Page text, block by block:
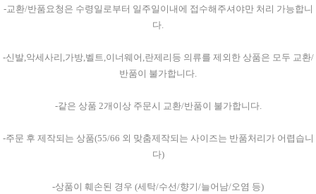
-교환/반품요청은 수령일로부터 일주일이내에 접수해주셔야만 처리 가능합니
다.
-신발,악세사리,가방,벨트,이너웨어,란제리등 의류를 제외한 상품은 모두 교환/
반품이 불가합니다.
-같은 상품 2개이상 주문시 교환/반품이 불가합니다.
-주문 후 제작되는 상품(55/66 외 맞춤제작되는 사이즈는 반품처리가 어렵습니
다)
-상품이 훼손된 경우 (세탁/수선/향기/늘어남/오염 등)